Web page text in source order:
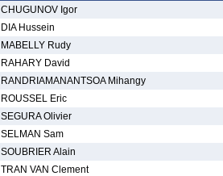
CHUGUNOV Igor
DIA Hussein
MABELLY Rudy
RAHARY David
RANDRIAMANANTSOA Mihangy
ROUSSEL Eric
SEGURA Olivier
SELMAN Sam
SOUBRIER Alain
TRAN VAN Clement